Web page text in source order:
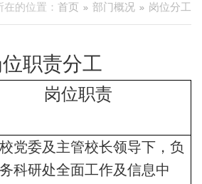
在的位置： 首页 部门概况 岗位分工
职责分工
岗位职责
党委及主管校长领导下， 负
科研处全面工作及信息中